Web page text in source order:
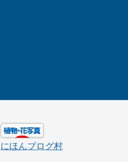
にほんブログ村